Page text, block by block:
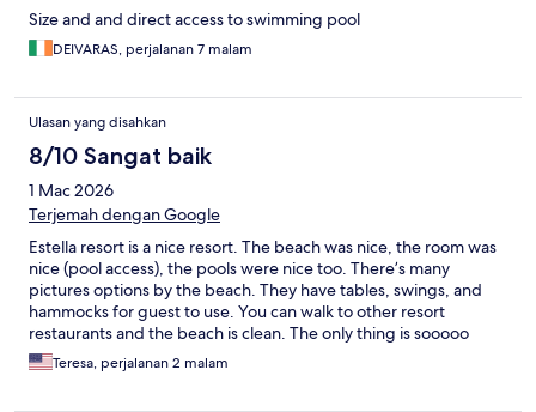
Size and and direct access to swimming pool
DEIVARAS, perjalanan 7 malam
Ulasan yang disahkan
8/10 Sangat baik
1 Mac 2026
Terjemah dengan Google
Estella resort is a nice resort. The beach was nice, the room was
nice (pool access), the pools were nice too. There’s many
pictures options by the beach. They have tables, swings, and
hammocks for guest to use. You can walk to other resort
restaurants and the beach is clean. The only thing is sooooo
many mosquitoes. Be prepared to get bit even with mosquitoes
repellent.
Teresa, perjalanan 2 malam